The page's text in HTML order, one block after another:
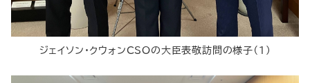
ジェイソン・クウォンCSOの大臣表敬訪問の様子（１）